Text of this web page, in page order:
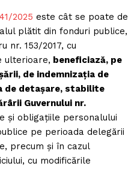
2025 este cât se poate de
plătit din fonduri publice,
nr. 153/2017, cu
ulterioare, beneficiază, pe
de indemnizația de
de detașare, stabilite
Guvernului nr.
și obligațiile personalului
pe perioada delegării
precum și în cazul
cu modificările